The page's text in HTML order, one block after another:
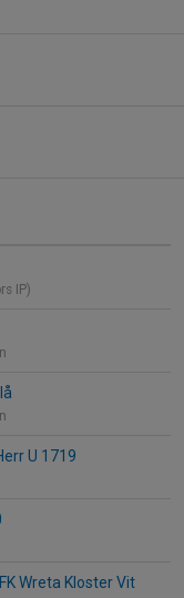
IP)
U 1719
Wreta Kloster Vit